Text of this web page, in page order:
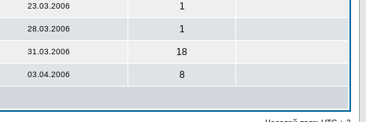
23.03.2006 1
28.03.2006 1
31.03.2006 18
03.04.2006 8